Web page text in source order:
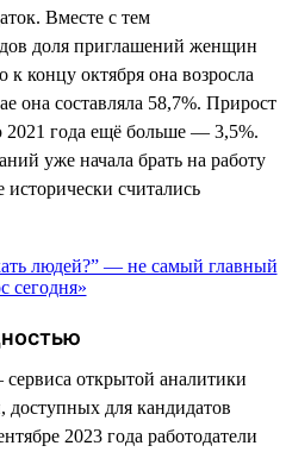
Вместе с тем
доля приглашений женщин
к концу октября она возросла
она составляла 58,7%. Прирост
2021 года ещё больше — 3,5%.
уже начала брать на работу
считались
открытой аналитики
доступных для кандидатов
2023 года работодатели